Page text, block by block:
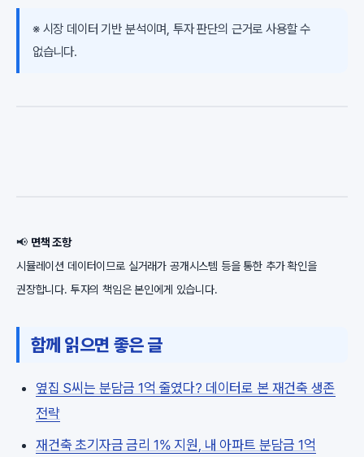
※ 시장 데이터 기반 분석이며, 투자 판단의 근거로 사용할 수
없습니다.
📢 면책 조항
시뮬레이션 데이터이므로 실거래가 공개시스템 등을 통한 추가 확인을
권장합니다. 투자의 책임은 본인에게 있습니다.
함께 읽으면 좋은 글
옆집 S씨는 분담금 1억 줄였다? 데이터로 본 재건축 생존
전략
재건축 초기자금 금리 1% 지원, 내 아파트 분담금 1억